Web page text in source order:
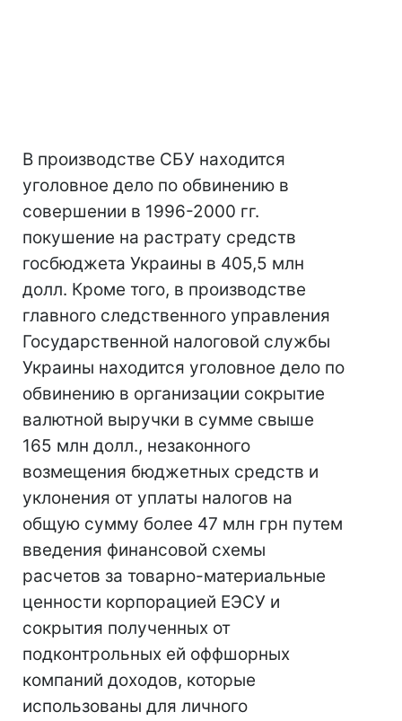
В производстве СБУ находится
уголовное дело по обвинению в
совершении в 1996-2000 гг.
покушение на растрату средств
госбюджета Украины в 405,5 млн
долл. Кроме того, в производстве
главного следственного управления
Государственной налоговой службы
Украины находится уголовное дело по
обвинению в организации сокрытие
валютной выручки в сумме свыше
165 млн долл., незаконного
возмещения бюджетных средств и
уклонения от уплаты налогов на
общую сумму более 47 млн грн путем
введения финансовой схемы
расчетов за товарно-материальные
ценности корпорацией ЕЭСУ и
сокрытия полученных от
подконтрольных ей оффшорных
компаний доходов, которые
использованы для личного